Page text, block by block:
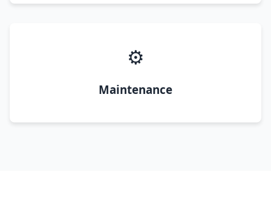
⚙️
Maintenance